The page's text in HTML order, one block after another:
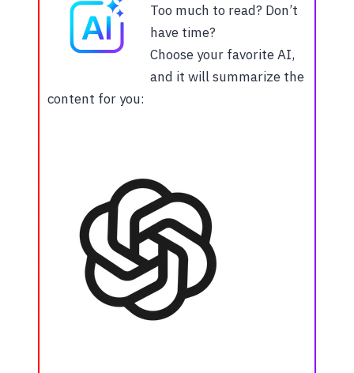
Too much to read? Don’t
have time?
Choose your favorite AI,
and it will summarize the
content for you: